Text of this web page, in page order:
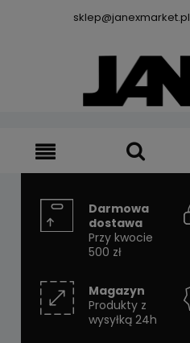
sklep@janexmarket.pl
Darmowa
dostawa
Przy kwocie
500 zł
Magazyn
Produkty z
wysyłką 24h